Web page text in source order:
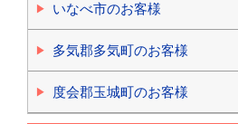
いなべ市のお客様
多気郡多気町のお客様
度会郡玉城町のお客様